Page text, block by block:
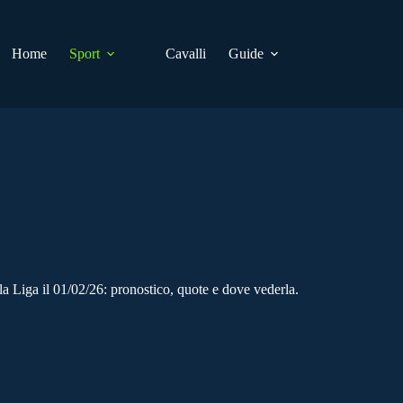
Home
Sport Cavalli Guide
Liga il 01/02/26: pronostico, quote e dove vederla.